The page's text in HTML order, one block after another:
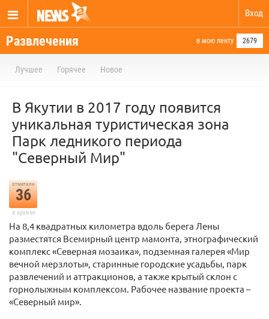
Вход
Развлечения в мою ленту 2679
Лучшее Горячее Новое
В Якутии в 2017 году появится
уникальная туристическая зона
Парк ледникого периода
"Северный Мир"
отметили
36
в архиве
На 8,4 квадратных километра вдоль берега Лены
разместятся Всемирный центр мамонта, этнографический
комплекс «Северная мозаика», подземная галерея «Мир
вечной мерзлоты», старинные городские усадьбы, парк
развлечений и аттракционов, а также крытый склон с
горнолыжным комплексом. Рабочее название проекта –
«Северный мир».